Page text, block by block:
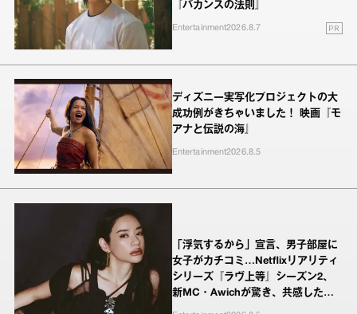
『バカンスの法則』
Entertainment2026.8.7 PR
ディズニー実写化プロジェクトの大
成功例がきちゃいました！ 映画『モ
アナと伝説の海』
Entertainment2026.8.5
「浮気するから」宣言、男子部屋に
女子がカチコミ…Netflixリアリティ
シリーズ『ラヴ上等』シーズン2、
新MC・Awichが驚き、共感したヤ